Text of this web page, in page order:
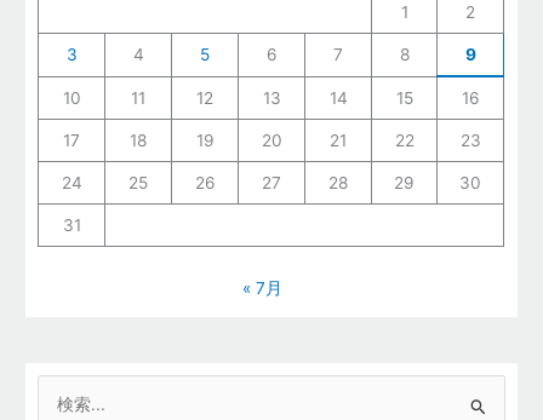
1 2
3 4 5 6 7 8 9
10 11 12 13 14 15 16
17 18 19 20 21 22 23
24 25 26 27 28 29 30
31
« 7月